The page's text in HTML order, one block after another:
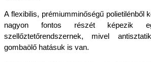
A flexibilis, prémiumminőségű polietilénből
nagyon fontos részét képezik
szellőztetőrendszernek, mivel
gombaölő hatásuk is van.